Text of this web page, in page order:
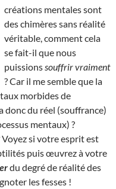
créations mentales sont
des chimères sans réalité
véritable, comment cela
se fait-il que nous
puissions souffrir vraiment
? Car il me semble que la
morbides de
donc du réel (souffrance)
mentaux) ?
Voyez si votre esprit est
puis œuvrez à votre
du degré de réalité des
les fesses !